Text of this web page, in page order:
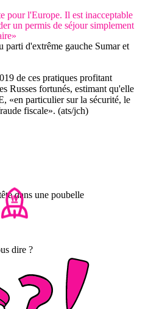
pour l'Europe. Il est inacceptable
un permis de séjour simplement
parti d'extrême gauche Sumar et
de ces pratiques profitant
Russes fortunés, estimant qu'elle
«en particulier sur la sécurité, le
fiscale». (ats/jch)
dans une poubelle
dire ?